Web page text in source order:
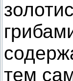
тем